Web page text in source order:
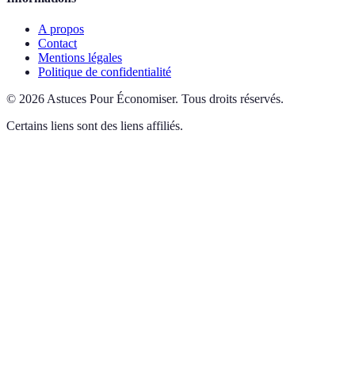
A propos
Contact
Mentions légales
Politique de confidentialité
© 2026 Astuces Pour Économiser. Tous droits réservés.
Certains liens sont des liens affiliés.